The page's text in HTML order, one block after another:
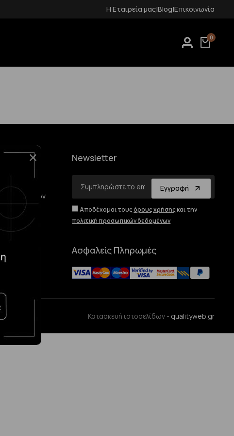
Δωρεάν μεταφορικά για αγορές άνω των 70€
Η Εταιρεία μας|Blog|Επικοινωνία
0
Προσωπικών
Newsletter
Εγγραφή
Αποδέχομαι τουςόρους χρήσηςκαι την
πολιτική προσωπικών δεδομένων
Ασφαλείς Πληρωμές
Κατασκευή ιστοσελίδων - qualityweb.gr